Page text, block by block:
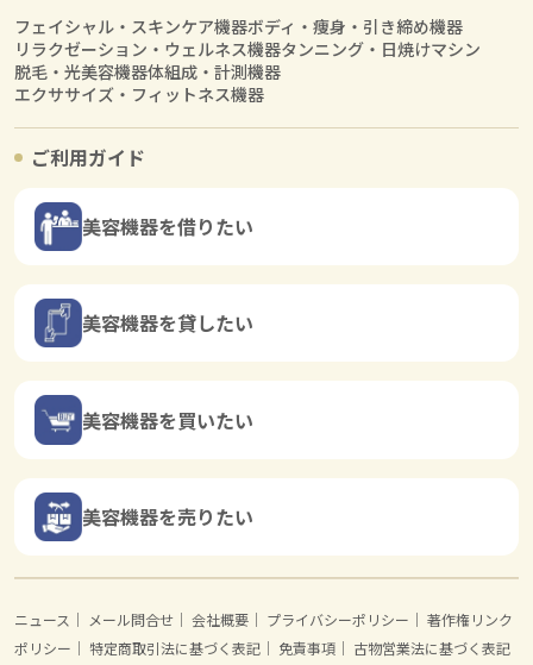
フェイシャル・スキンケア機器ボディ・痩身・引き締め機器
リラクゼーション・ウェルネス機器タンニング・日焼けマシン
脱毛・光美容機器体組成・計測機器
エクササイズ・フィットネス機器
ご利用ガイド
美容機器を借りたい
美容機器を貸したい
美容機器を買いたい
美容機器を売りたい
ニュース ｜ メール問合せ ｜ 会社概要 ｜ プライバシーポリシー ｜ 著作権リンク
ポリシー ｜ 特定商取引法に基づく表記 ｜ 免責事項 ｜ 古物営業法に基づく表記